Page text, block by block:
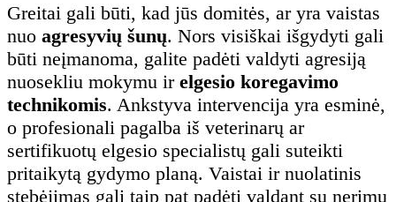
Greitai gali būti, kad jūs domitės, ar yra vaistas
nuo agresyvių šunų. Nors visiškai išgydyti gali
būti neįmanoma, galite padėti valdyti agresiją
nuosekliu mokymu ir elgesio koregavimo
technikomis. Ankstyva intervencija yra esminė,
o profesionali pagalba iš veterinarų ar
sertifikuotų elgesio specialistų gali suteikti
pritaikytą gydymo planą. Vaistai ir nuolatinis
stebėjimas gali taip pat padėti valdant su nerimu